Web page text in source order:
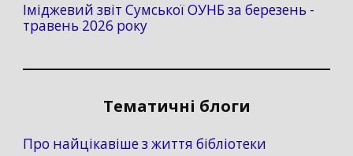
Іміджевий звіт Сумської ОУНБ за березень -
травень 2026 року
Тематичні блоги
Про найцікавіше з життя бібліотеки